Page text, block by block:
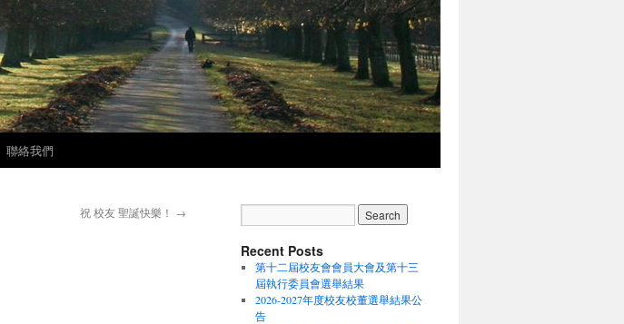
聯絡我們
祝 校友 聖誕快樂！ →
Recent Posts
第十二屆校友會會員大會及第十三
屆執行委員會選舉結果
2026-2027年度校友校董選舉結果公
告